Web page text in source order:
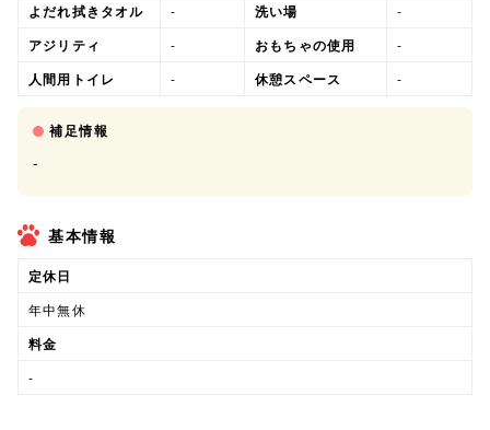
よだれ拭きタオル - 洗い場 -
アジリティ - おもちゃの使用 -
人間用トイレ - 休憩スペース -
補足情報
-
基本情報
定休日
年中無休
料金
-